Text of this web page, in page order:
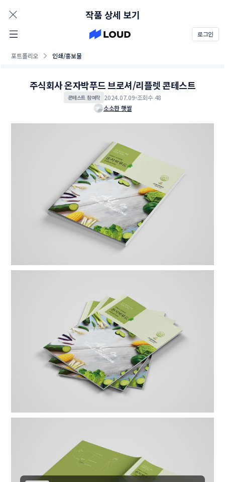
로그인
포트폴리오 인쇄/홍보물
작품 상세 보기
주식회사 온자박푸드 브로셔/리플렛 콘테스트
콘테스트 참여작 2024.07.09 조회수 48
소소한 햇쌀